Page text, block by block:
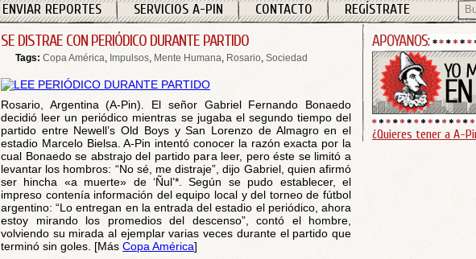
ENVIAR REPORTES SERVICIOS A-PIN CONTACTO REGÍSTRATE
SE DISTRAE CON PERIÓDICO DURANTE PARTIDO
Tags: Copa América, Impulsos, Mente Humana, Rosario, Sociedad
Rosario, Argentina (A-Pin). El señor Gabriel Fernando Bonaedo
decidió leer un periódico mientras se jugaba el segundo tiempo del
partido entre Newell’s Old Boys y San Lorenzo de Almagro en el
estadio Marcelo Bielsa. A-Pin intentó conocer la razón exacta por la
cual Bonaedo se abstrajo del partido para leer, pero éste se limitó a
levantar los hombros: “No sé, me distraje”, dijo Gabriel, quien afirmó
ser hincha «a muerte» de ‘Ñul’*. Según se pudo establecer, el
impreso contenía información del equipo local y del torneo de fútbol
argentino: “Lo entregan en la entrada del estadio el periódico, ahora
estoy mirando los promedios del descenso”, contó el hombre,
volviendo su mirada al ejemplar varias veces durante el partido que
terminó sin goles. [Más Copa América]
¿Quieres tener a A-